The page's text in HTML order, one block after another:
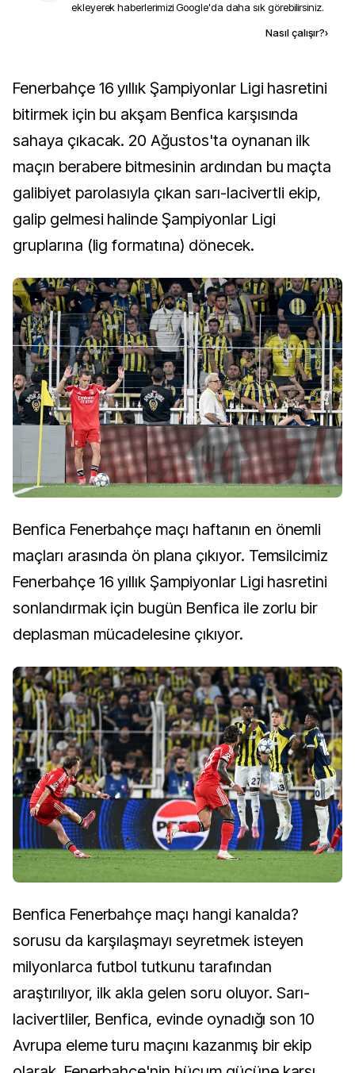
ekleyerek haberlerimizi Google'da daha sık görebilirsiniz.
Nasıl çalışır?›
Fenerbahçe 16 yıllık Şampiyonlar Ligi hasretini
bitirmek için bu akşam Benfica karşısında
sahaya çıkacak. 20 Ağustos'ta oynanan ilk
maçın berabere bitmesinin ardından bu maçta
galibiyet parolasıyla çıkan sarı-lacivertli ekip,
galip gelmesi halinde Şampiyonlar Ligi
gruplarına (lig formatına) dönecek.
Benfica Fenerbahçe maçı haftanın en önemli
maçları arasında ön plana çıkıyor. Temsilcimiz
Fenerbahçe 16 yıllık Şampiyonlar Ligi hasretini
sonlandırmak için bugün Benfica ile zorlu bir
deplasman mücadelesine çıkıyor.
Benfica Fenerbahçe maçı hangi kanalda?
sorusu da karşılaşmayı seyretmek isteyen
milyonlarca futbol tutkunu tarafından
araştırılıyor, ilk akla gelen soru oluyor. Sarı-
lacivertliler, Benfica, evinde oynadığı son 10
Avrupa eleme turu maçını kazanmış bir ekip